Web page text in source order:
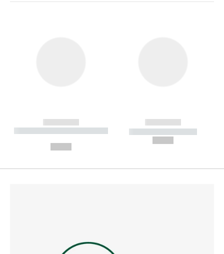
------------
----------- ----------- --------
------------
----------- -----------